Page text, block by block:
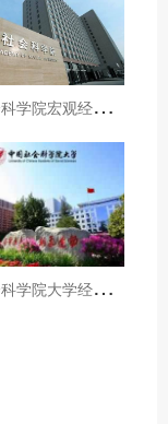
中
国社会科学院宏观经济与战略管理高级研修班招生简章
中
国社会科学院大学经济学院国民经济学高级课程招生简章